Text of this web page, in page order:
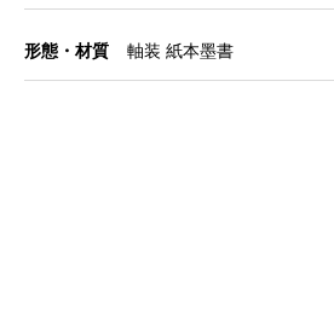
形態・材質 軸装 紙本墨書